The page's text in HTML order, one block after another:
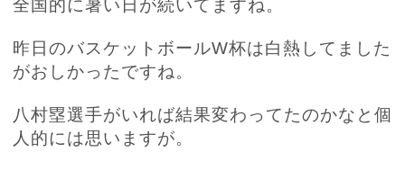
全国的に暑い日が続いてますね。
昨日のバスケットボールW杯は白熱してました
がおしかったですね。
八村塁選手がいれば結果変わってたのかなと個
人的には思いますが。